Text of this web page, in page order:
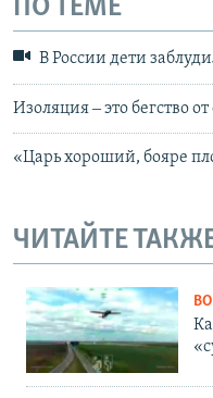
ПО ТЕМЕ
В России дети
Изоляция ‒ это бегство
«Царь хороший, бояре
ЧИТАЙТЕ